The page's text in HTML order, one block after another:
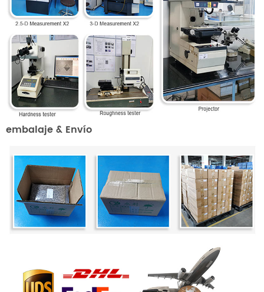
embalaje & Envío